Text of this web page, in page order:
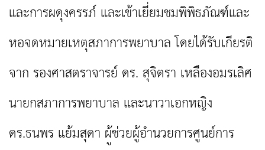
และการผดุงครรภ์และเข้าเยี่ยมชมพิพิธภัณฑ์และ
หอจดหมายเหตุสภาการพยาบาล โดยได้รับเกียรติ
จาก รองศาสตราจารย์ ดร. สุจิตรา เหลืองอมรเลิศ
นายกสภาการพยาบาล และนาวาเอกหญิง
ดร.ธนพร แย้มสุดา ผู้ช่วยผู้อำนวยการศูนย์การ